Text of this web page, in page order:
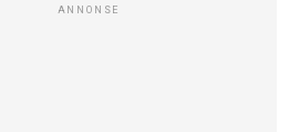
ANNONSE